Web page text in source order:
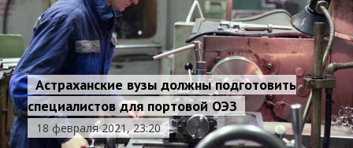
Астраханские вузы должны подготовить
специалистов для портовой ОЭЗ
18 февраля 2021, 23:20